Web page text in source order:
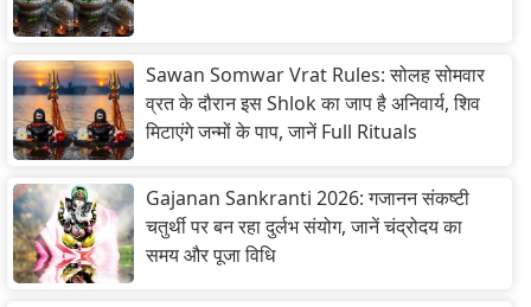
Sawan Somwar Vrat Rules: सोलह सोमवार
व्रत के दौरान इस Shlok का जाप है अनिवार्य, शिव
मिटाएंगे जन्मों के पाप, जानें Full Rituals
Gajanan Sankranti 2026: गजानन संकष्टी
चतुर्थी पर बन रहा दुर्लभ संयोग, जानें चंद्रोदय का
समय और पूजा विधि